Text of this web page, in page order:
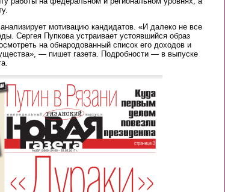
мотивацию кандидатов. «И далеко не все
Сергея Пупкова устраивает устоявшийся образ
на обнародованный список его доходов и
— пишет газета. Подробности — в выпуске